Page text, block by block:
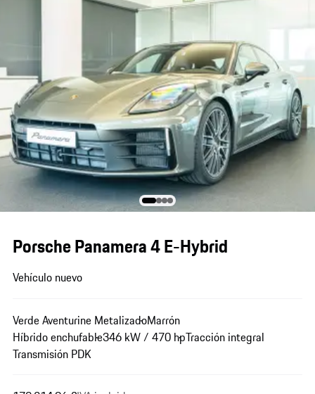
Porsche Panamera 4 E-Hybrid
Vehículo nuevo
Verde Aventurine MetalizadoMarrón
Híbrido enchufable346 kW / 470 hpTracción integral
Transmisión PDK